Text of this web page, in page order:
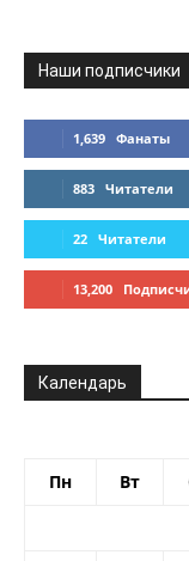
Наши подписчики
1,639 Фанаты
883 Читатели
22 Читатели
13,200
Календарь
Пн Вт